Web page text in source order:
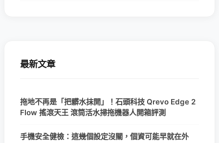
最新文章
拖地不再是「把髒水抹開」！石頭科技 Qrevo Edge 2
Flow 搖滾天王 滾筒活水掃拖機器人開箱評測
手機安全健檢：這幾個設定沒關，個資可能早就在外